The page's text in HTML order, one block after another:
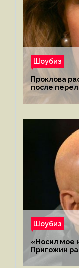
Шоубиз
Проклова
после
Шоубиз
«Носил мое
Пригожин
с мужем